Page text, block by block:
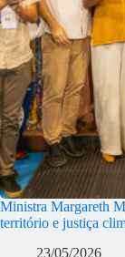
Ministra Margareth
território e justiça
23/05/2026